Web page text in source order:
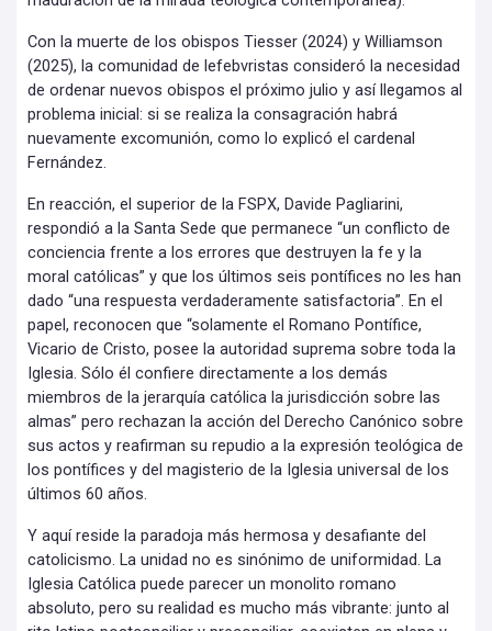
Con la muerte de los obispos Tiesser (2024) y Williamson
(2025), la comunidad de lefebvristas consideró la necesidad
de ordenar nuevos obispos el próximo julio y así llegamos al
problema inicial: si se realiza la consagración habrá
nuevamente excomunión, como lo explicó el cardenal
Fernández.
En reacción, el superior de la FSPX, Davide Pagliarini,
respondió a la Santa Sede que permanece “un conflicto de
conciencia frente a los errores que destruyen la fe y la
moral católicas” y que los últimos seis pontífices no les han
dado “una respuesta verdaderamente satisfactoria”. En el
papel, reconocen que “solamente el Romano Pontífice,
Vicario de Cristo, posee la autoridad suprema sobre toda la
Iglesia. Sólo él confiere directamente a los demás
miembros de la jerarquía católica la jurisdicción sobre las
almas” pero rechazan la acción del Derecho Canónico sobre
sus actos y reafirman su repudio a la expresión teológica de
los pontífices y del magisterio de la Iglesia universal de los
últimos 60 años.
Y aquí reside la paradoja más hermosa y desafiante del
catolicismo. La unidad no es sinónimo de uniformidad. La
Iglesia Católica puede parecer un monolito romano
absoluto, pero su realidad es mucho más vibrante: junto al